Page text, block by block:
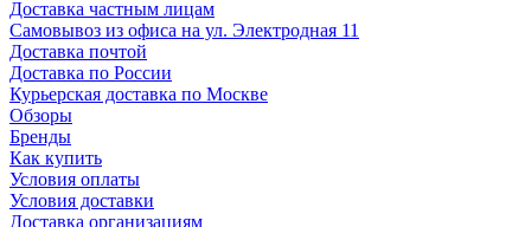
Доставка частным лицам
Самовывоз из офиса на ул. Электродная 11
Доставка почтой
Доставка по России
Курьерская доставка по Москве
Обзоры
Бренды
Как купить
Условия оплаты
Условия доставки
Доставка организациям